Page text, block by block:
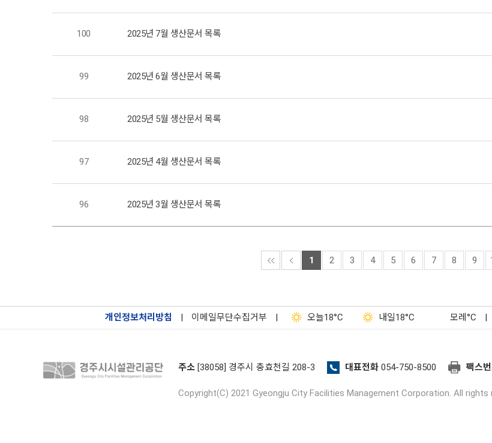
100 2025년 7월 생산문서 목록
99 2025년 6월 생산문서 목록
98 2025년 5월 생산문서 목록
97 2025년 4월 생산문서 목록
96 2025년 3월 생산문서 목록
1 2 3 4 5 6 7 8 9
개인정보처리방침 | 이메일무단수집거부 | 오늘18°C 내일18°C 모레 °C |
주소 [38058] 경주시 충효천길 208-3 대표전화 054-750-8500 팩스
Copyright(C) 2021 Gyeongju City Facilities Management Corporation. All rights